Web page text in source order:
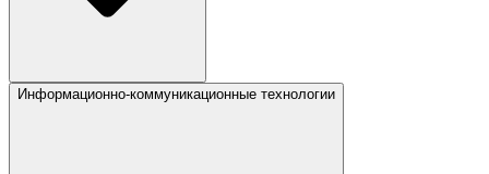
Информационно-коммуникационные технологии